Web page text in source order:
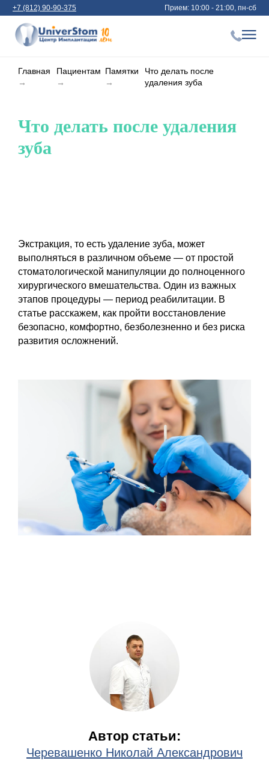
+7 (812) 90-90-375 Прием: 10:00 - 21:00, пн-сб
Главная
→
Пациентам
→
Памятки
→
Что делать после
удаления зуба
Что делать после удаления
зуба
Экстракция, то есть удаление зуба, может
выполняться в различном объеме — от простой
стоматологической манипуляции до полноценного
хирургического вмешательства. Один из важных
этапов процедуры — период реабилитации. В
статье расскажем, как пройти восстановление
безопасно, комфортно, безболезненно и без риска
развития осложнений.
Автор статьи:
Черевашенко Николай Александрович